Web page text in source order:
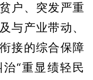
户、突发严重
与产业带动、
接的综合保障
“重显绩轻民